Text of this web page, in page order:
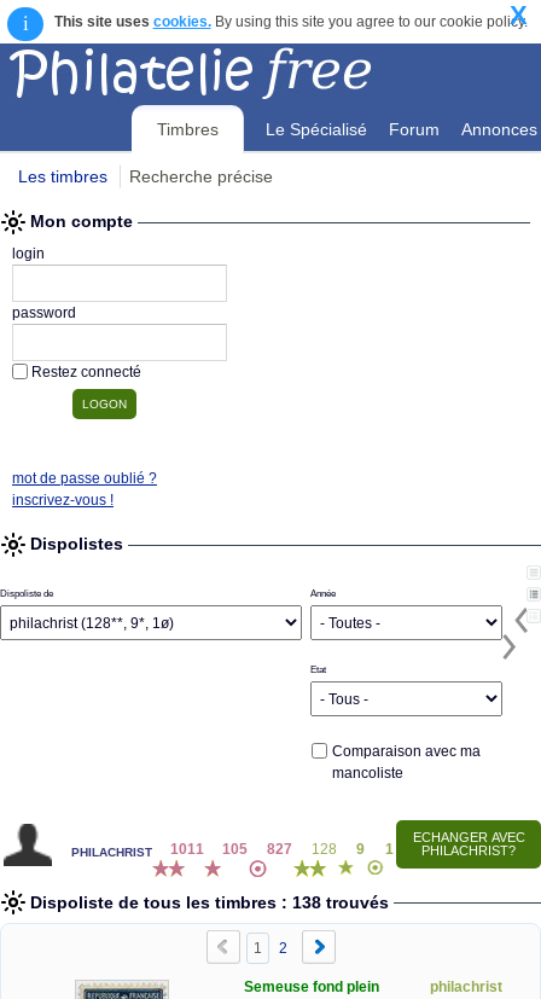
i This site uses cookies.By using this site you agree to our cookie policy.
X
Timbres Le Spécialisé Forum Annonces
Les timbres Recherche précise
Mon compte
login
password
Restez connecté
mot de passe oublié ?
inscrivez-vous !
Dispolistes
Dispoliste de Année
Etat
Comparaison avec ma
mancoliste
philachrist 1011 105 827 128 9 1
Dispoliste de tous les timbres : 138 trouvés
1 2
Semeuse fond plein
philachrist